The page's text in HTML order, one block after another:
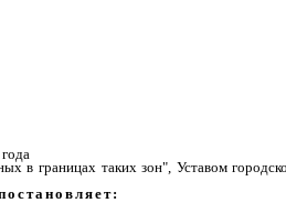
в границах таких зон", Уставом